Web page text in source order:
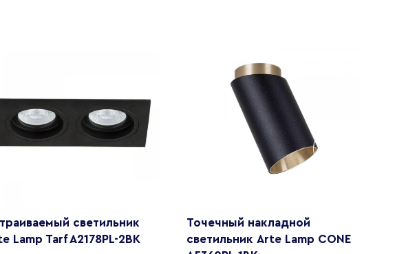
светильник
Lamp Tarf A2178PL-2BK
Точечный накладной
светильник Arte Lamp CONE